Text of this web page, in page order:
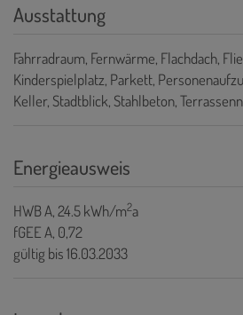
Ausstattung
Fahrradraum Fernwärme Flachdach
Kinderspielplatz Parkett
Keller Stadtblick Stahlbeton
Energieausweis
HWBA, 24.5 kWh/m2a
fGEEA, 0,72
gültig bis16.03.2033